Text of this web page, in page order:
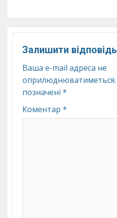
Залишити відповідь
Ваша e-mail адреса не
оприлюднюватиметься.
позначені *
Коментар *